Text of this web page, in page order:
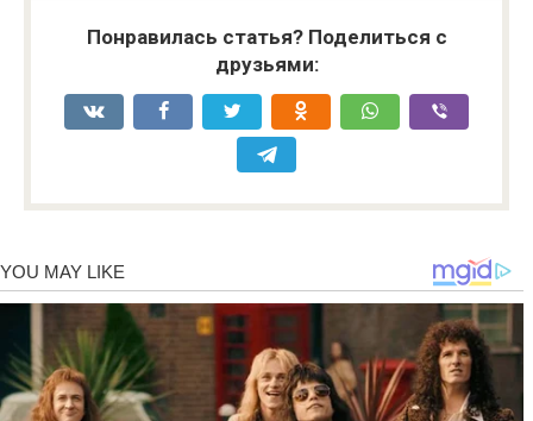
Понравилась статья? Поделиться с
друзьями: